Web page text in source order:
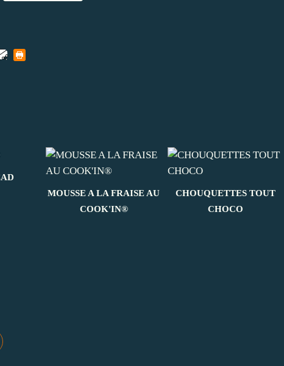
MOUSSE A LA FRAISE AU
COOK'IN®
CHOUQUETTES TOUT
CHOCO